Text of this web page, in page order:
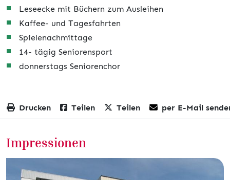
Leseecke mit Büchern zum Ausleihen
Kaffee- und Tagesfahrten
Spielenachmittage
14- tägig Seniorensport
donnerstags Seniorenchor
Drucken Teilen Teilen per E-Mail
Impressionen